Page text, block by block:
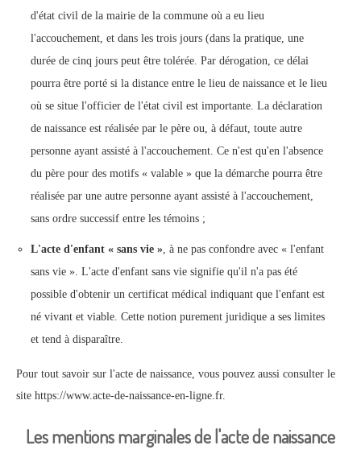
d'état civil de la mairie de la commune où a eu lieu
l'accouchement, et dans les trois jours (dans la pratique, une
durée de cinq jours peut être tolérée. Par dérogation, ce délai
pourra être porté si la distance entre le lieu de naissance et le lieu
où se situe l'officier de l'état civil est importante. La déclaration
de naissance est réalisée par le père ou, à défaut, toute autre
personne ayant assisté à l'accouchement. Ce n'est qu'en l'absence
du père pour des motifs « valable » que la démarche pourra être
réalisée par une autre personne ayant assisté à l'accouchement,
sans ordre successif entre les témoins ;
L'acte d'enfant « sans vie », à ne pas confondre avec « l'enfant
sans vie ». L'acte d'enfant sans vie signifie qu'il n'a pas été
possible d'obtenir un certificat médical indiquant que l'enfant est
né vivant et viable. Cette notion purement juridique a ses limites
et tend à disparaître.
Pour tout savoir sur l'acte de naissance, vous pouvez aussi consulter le
site https://www.acte-de-naissance-en-ligne.fr.
Les mentions marginales de l'acte de naissance